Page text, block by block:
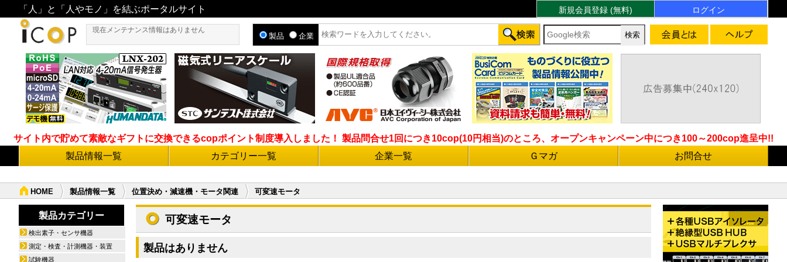
「人」と「人やモノ」を結ぶポータルサイト ログイン
新規会員登録 (無料)
現在メンテナンス情報はありません
製品 企業
サイト内で貯めて素敵なギフトに交換できるcopポイント制度導入しました！ 製品問合せ1回につき10cop(10円相当)のところ、オープンキャンペーン中につき100～200cop進呈中!!
製品情報一覧
カテゴリー一覧 企業一覧 Ｇマガ お問合せ
HOME 製品情報一覧 位置決め・減速機・モータ関連 可変速モータ
可変速モータ
製品はありません
製品カテゴリー
検出素子・センサ機器
測定・検査・計測機器・装置
試験機器